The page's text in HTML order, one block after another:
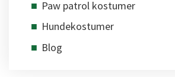
Paw patrol kostumer
Hundekostumer
Blog